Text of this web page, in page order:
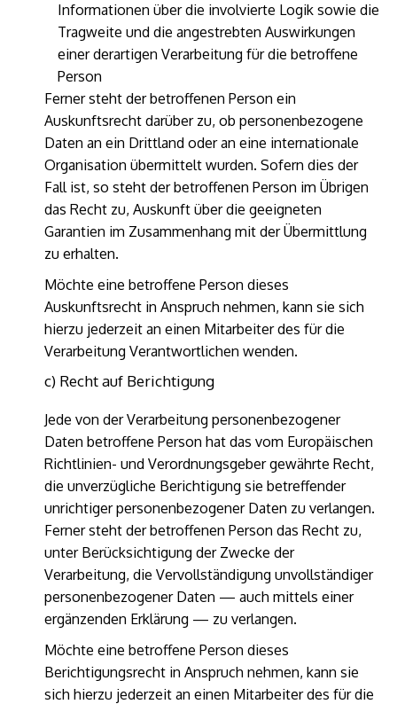
Informationen über die involvierte Logik sowie die
Tragweite und die angestrebten Auswirkungen
einer derartigen Verarbeitung für die betroffene
Person
Ferner steht der betroffenen Person ein
Auskunftsrecht darüber zu, ob personenbezogene
Daten an ein Drittland oder an eine internationale
Organisation übermittelt wurden. Sofern dies der
Fall ist, so steht der betroffenen Person im Übrigen
das Recht zu, Auskunft über die geeigneten
Garantien im Zusammenhang mit der Übermittlung
zu erhalten.
Möchte eine betroffene Person dieses
Auskunftsrecht in Anspruch nehmen, kann sie sich
hierzu jederzeit an einen Mitarbeiter des für die
Verarbeitung Verantwortlichen wenden.
c) Recht auf Berichtigung
Jede von der Verarbeitung personenbezogener
Daten betroffene Person hat das vom Europäischen
Richtlinien- und Verordnungsgeber gewährte Recht,
die unverzügliche Berichtigung sie betreffender
unrichtiger personenbezogener Daten zu verlangen.
Ferner steht der betroffenen Person das Recht zu,
unter Berücksichtigung der Zwecke der
Verarbeitung, die Vervollständigung unvollständiger
personenbezogener Daten — auch mittels einer
ergänzenden Erklärung — zu verlangen.
Möchte eine betroffene Person dieses
Berichtigungsrecht in Anspruch nehmen, kann sie
sich hierzu jederzeit an einen Mitarbeiter des für die